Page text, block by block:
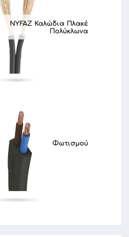
NYFAZ Καλώδια Πλακέ
Πολύκλωνα
Φωτισμού